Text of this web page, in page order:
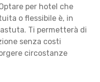
per hotel che
o flessibile è, in
Ti permetterà di
senza costi
circostanze